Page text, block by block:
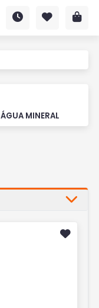
ÁGUA MINERAL